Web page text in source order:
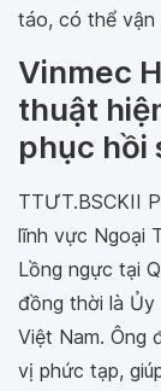
táo, có thể vận
Vinmec
thuật
phục hồi
TTƯT.BSCKII
lĩnh vực Ngoại
Lồng ngực tại
đồng thời là Ủy
Việt Nam. Ông
vị phức tạp,